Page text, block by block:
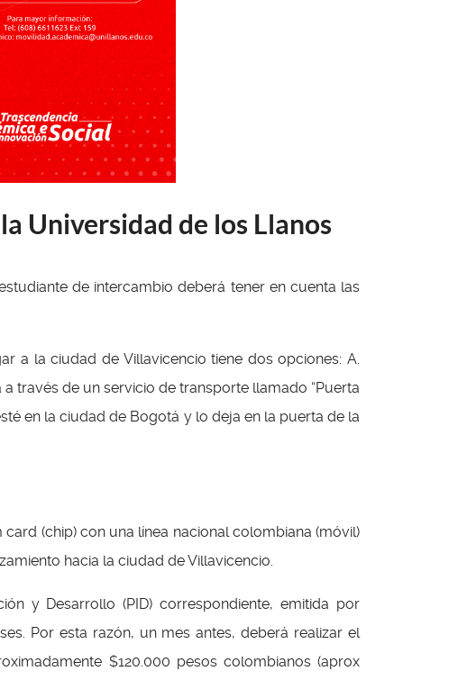
Universidad de los Llanos
de intercambio deberá tener en cuenta las
a la ciudad de Villavicencio tiene dos opciones: A.
través de un servicio de transporte llamado “Puerta
en la ciudad de Bogotá y lo deja en la puerta de la
(chip) con una línea nacional colombiana (móvil)
hacia la ciudad de Villavicencio.
y Desarrollo (PID) correspondiente, emitida por
Por esta razón, un mes antes, deberá realizar el
$120.000 pesos colombianos (aprox